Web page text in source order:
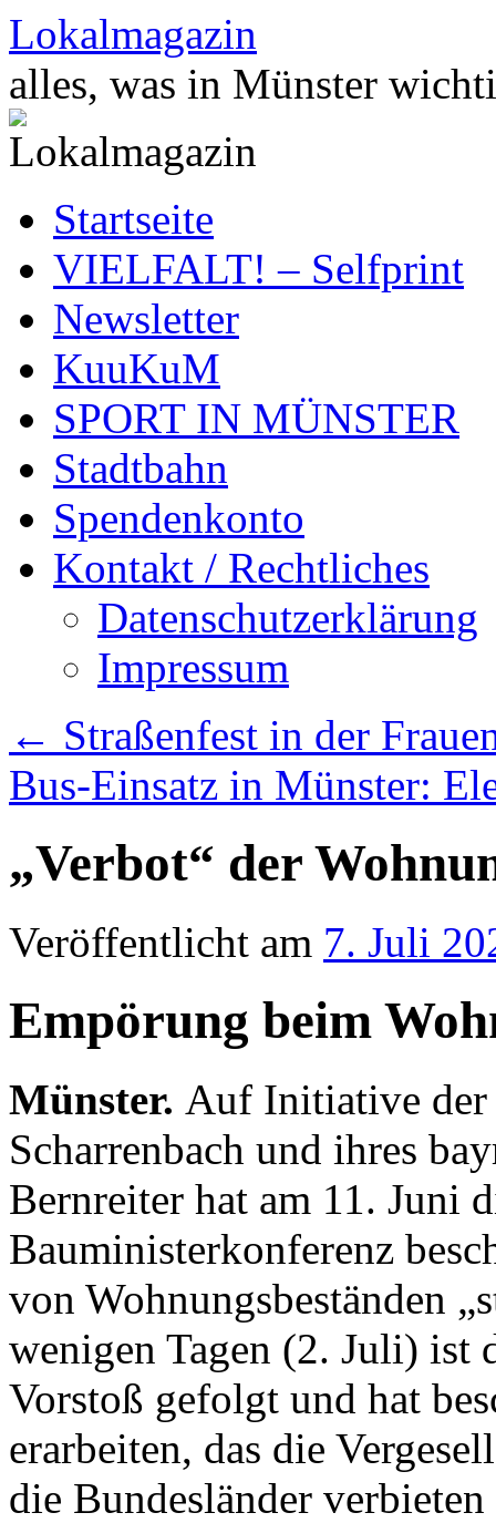
Zum
Inhalt
springen
Lokalmagazin
alles, was in Münster
Startseite
VIELFALT! – Selfprint
Newsletter
KuuKuM
SPORT IN MÜNSTER
Stadtbahn
Spendenkonto
Kontakt / Rechtliches
Datenschutzerklärung
Impressum
← Straßenfest in der
Bus-Einsatz in Münster:
„Verbot“ der
Veröffentlicht am 7. Juli
Empörung beim
Münster. Auf Initiative
Scharrenbach und ihres
Bernreiter hat am 11. Juni
Bauministerkonferenz
von Wohnungsbeständen
wenigen Tagen (2. Juli) ist
Vorstoß gefolgt und hat
erarbeiten, das die
die Bundesländer